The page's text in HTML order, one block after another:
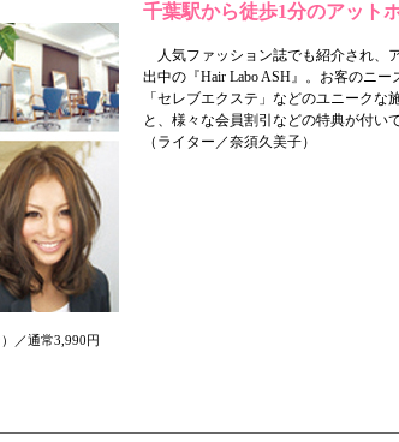
／通常3,990円
千葉駅から徒歩1分のアット
人気ファッション誌でも紹介され、
出中の『Hair Labo ASH』。お客のニ
「セレブエクステ」などのユニーク
と、様々な会員割引などの特典が付い
（ライター／奈須久美子）